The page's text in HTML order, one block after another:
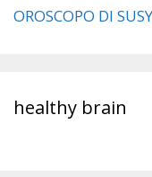
OROSCOPO DI
healthy brain